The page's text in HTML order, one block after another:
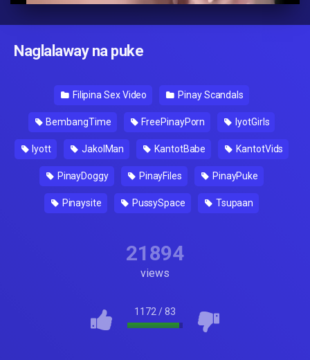
Naglalaway na puke
Filipina Sex Video Pinay Scandals
BembangTime FreePinayPorn IyotGirls
Iyott JakolMan KantotBabe KantotVids
PinayDoggy PinayFiles PinayPuke
Pinaysite PussySpace Tsupaan
21894
views
1172 /83